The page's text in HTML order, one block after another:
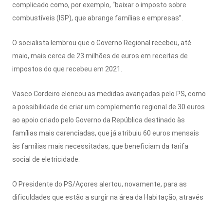
complicado como, por exemplo, “baixar o imposto sobre
combustíveis (ISP), que abrange famílias e empresas”.
O socialista lembrou que o Governo Regional recebeu, até
maio, mais cerca de 23 milhões de euros em receitas de
impostos do que recebeu em 2021.
Vasco Cordeiro elencou as medidas avançadas pelo PS, como
a possibilidade de criar um complemento regional de 30 euros
ao apoio criado pelo Governo da República destinado às
famílias mais carenciadas, que já atribuiu 60 euros mensais
às famílias mais necessitadas, que beneficiam da tarifa
social de eletricidade.
O Presidente do PS/Açores alertou, novamente, para as
dificuldades que estão a surgir na área da Habitação, através